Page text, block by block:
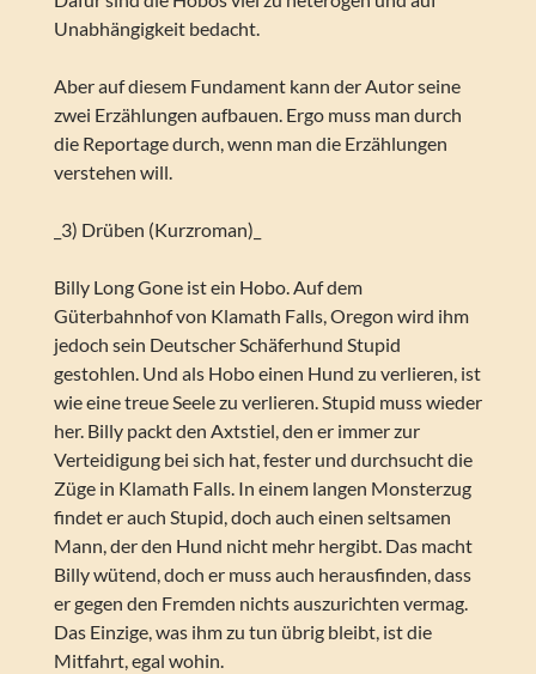
Unabhängigkeit bedacht.
Aber auf diesem Fundament kann der Autor seine
zwei Erzählungen aufbauen. Ergo muss man durch
die Reportage durch, wenn man die Erzählungen
verstehen will.
_3) Drüben (Kurzroman)_
Billy Long Gone ist ein Hobo. Auf dem
Güterbahnhof von Klamath Falls, Oregon wird ihm
jedoch sein Deutscher Schäferhund Stupid
gestohlen. Und als Hobo einen Hund zu verlieren, ist
wie eine treue Seele zu verlieren. Stupid muss wieder
her. Billy packt den Axtstiel, den er immer zur
Verteidigung bei sich hat, fester und durchsucht die
Züge in Klamath Falls. In einem langen Monsterzug
findet er auch Stupid, doch auch einen seltsamen
Mann, der den Hund nicht mehr hergibt. Das macht
Billy wütend, doch er muss auch herausfinden, dass
er gegen den Fremden nichts auszurichten vermag.
Das Einzige, was ihm zu tun übrig bleibt, ist die
Mitfahrt, egal wohin.